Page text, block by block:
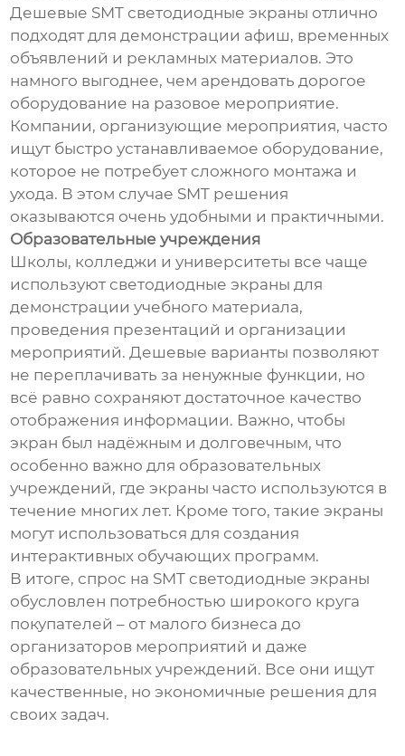
Дешевые SMT светодиодные экраны отлично
подходят для демонстрации афиш, временных
объявлений и рекламных материалов. Это
намного выгоднее, чем арендовать дорогое
оборудование на разовое мероприятие.
Компании, организующие мероприятия, часто
ищут быстро устанавливаемое оборудование,
которое не потребует сложного монтажа и
ухода. В этом случае SMT решения
оказываются очень удобными и практичными.
Образовательные учреждения
Школы, колледжи и университеты все чаще
используют светодиодные экраны для
демонстрации учебного материала,
проведения презентаций и организации
мероприятий. Дешевые варианты позволяют
не переплачивать за ненужные функции, но
всё равно сохраняют достаточное качество
отображения информации. Важно, чтобы
экран был надёжным и долговечным, что
особенно важно для образовательных
учреждений, где экраны часто используются в
течение многих лет. Кроме того, такие экраны
могут использоваться для создания
интерактивных обучающих программ.
В итоге, спрос на SMT светодиодные экраны
обусловлен потребностью широкого круга
покупателей – от малого бизнеса до
организаторов мероприятий и даже
образовательных учреждений. Все они ищут
качественные, но экономичные решения для
своих задач.